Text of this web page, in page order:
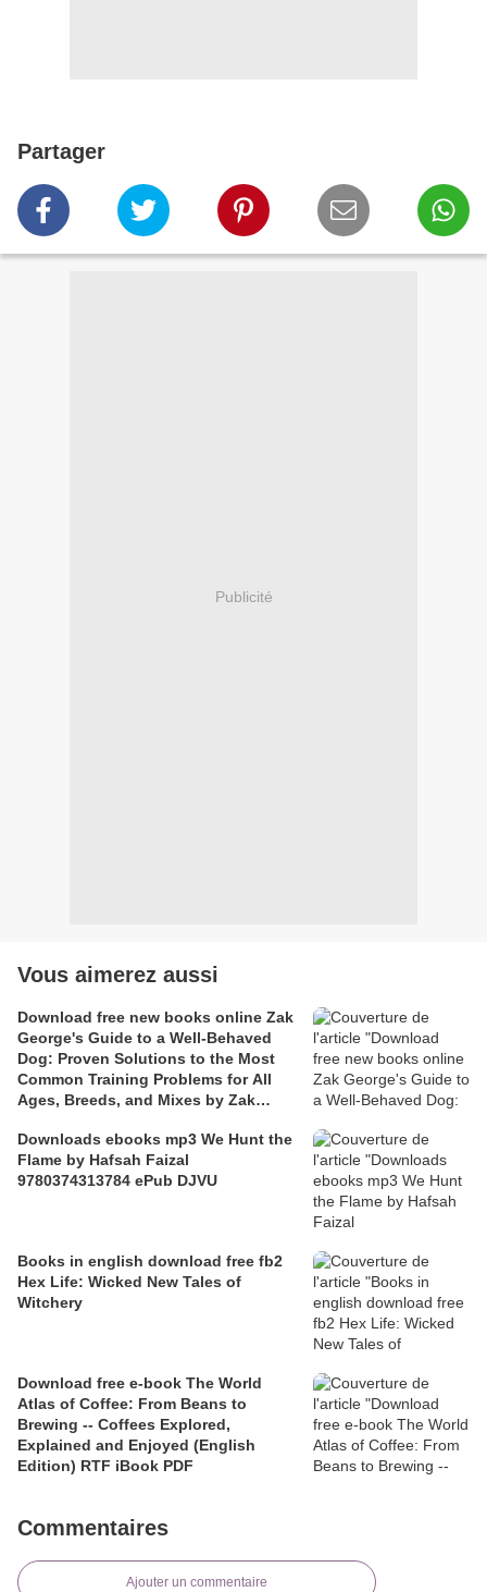
Partager
Publicité
Vous aimerez aussi
Download free new books online Zak
George's Guide to a Well-Behaved
Dog: Proven Solutions to the Most
Common Training Problems for All
Ages, Breeds, and Mixes by Zak
Downloads ebooks mp3 We Hunt the
Flame by Hafsah Faizal
9780374313784 ePub DJVU
Books in english download free fb2
Hex Life: Wicked New Tales of
Witchery
Download free e-book The World
Atlas of Coffee: From Beans to
Brewing -- Coffees Explored,
Explained and Enjoyed (English
Edition) RTF iBook PDF
Commentaires
Ajouter un commentaire